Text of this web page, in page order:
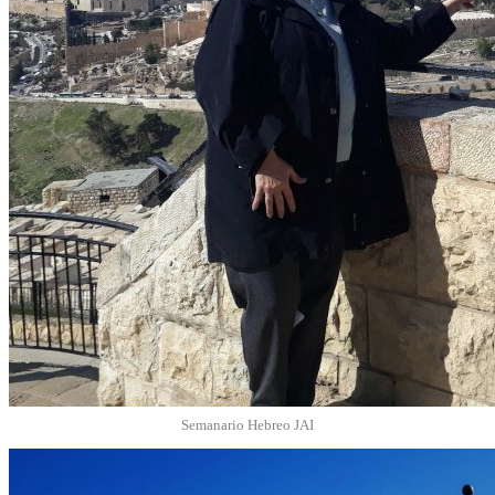
Semanario Hebreo JAI